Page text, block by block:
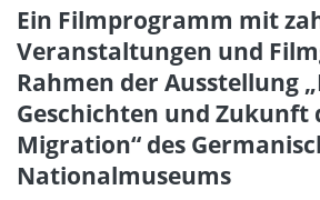
Ein Filmprogramm mit
Veranstaltungen und
Rahmen der Ausstellung
Geschichten und Zukunft
Migration“ des
Nationalmuseums